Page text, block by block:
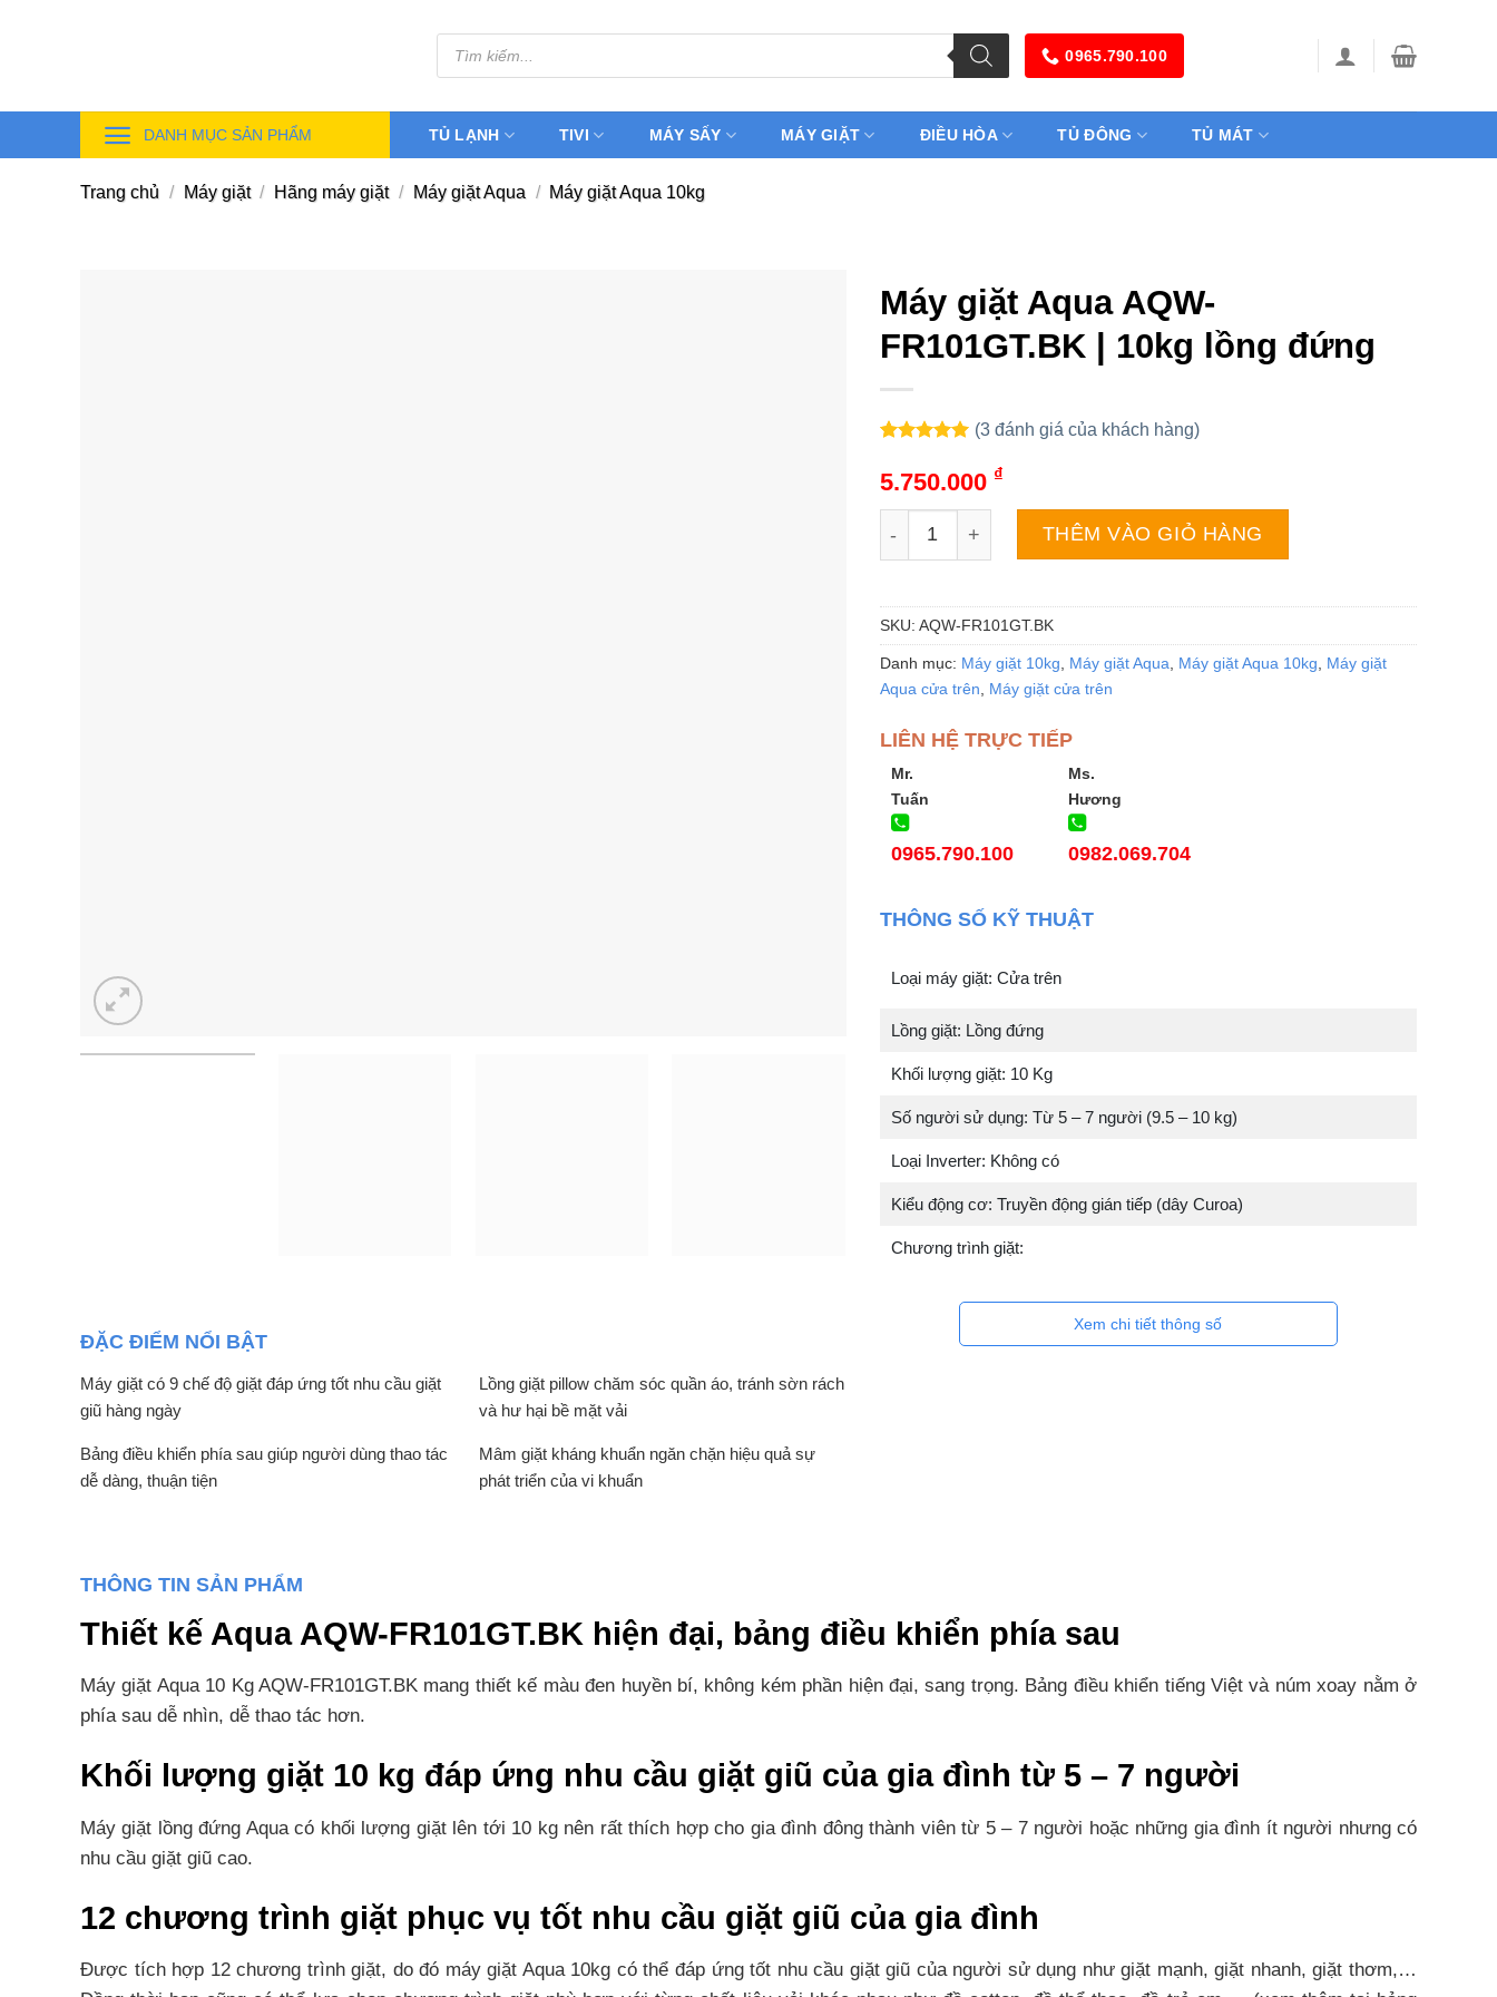
Tìm
kiếm
sản
0965.790.100
DANH MỤC SẢN PHẨM TỦ LẠNH TIVI MÁY SẤY MÁY GIẶT ĐIỀU HÒA TỦ ĐÔNG TỦ MÁT
Trang chủ / Máy giặt / Hãng máy giặt / Máy giặt Aqua / Máy giặt Aqua 10kg
ĐẶC ĐIỂM NỔI BẬT
Máy giặt có 9 chế độ giặt đáp ứng tốt nhu cầu giặt
giũ hàng ngày
Lồng giặt pillow chăm sóc quần áo, tránh sờn rách
và hư hại bề mặt vải
Bảng điều khiển phía sau giúp người dùng thao tác
dễ dàng, thuận tiện
Mâm giặt kháng khuẩn ngăn chặn hiệu quả sự
phát triển của vi khuẩn
Máy giặt Aqua AQW-
FR101GT.BK | 10kg lồng đứng
dựa trên
đánh giá
(3 đánh giá của khách hàng)
5.750.000 ₫
Máy giặt Aqua AQW-FR101GT.BK | 10kg lồng đứng số lượng
THÊM VÀO GIỎ HÀNG
SKU: AQW-FR101GT.BK
Danh mục: Máy giặt 10kg Máy giặt Aqua Máy giặt Aqua 10kg
Máy giặt
Aqua cửa trên
Máy giặt cửa trên
LIÊN HỆ TRỰC TIẾP
Mr.
Tuấn
0965.790.100
Ms.
Hương
0982.069.704
THÔNG SỐ KỸ THUẬT
Loại máy giặt: Cửa trên
Lồng giặt: Lồng đứng
Khối lượng giặt: 10 Kg
Số người sử dụng: Từ 5 – 7 người (9.5 – 10 kg)
Loại Inverter: Không có
Kiểu động cơ: Truyền động gián tiếp (dây Curoa)
Chương trình giặt:
Xem chi tiết thông số
THÔNG TIN SẢN PHẨM
Thiết kế Aqua AQW-FR101GT.BK hiện đại, bảng điều khiển phía sau
Máy giặt Aqua 10 Kg AQW-FR101GT.BK mang thiết kế màu đen huyền bí, không kém phần hiện đại, sang trọng. Bảng điều khiển tiếng Việt và núm xoay nằm ở
phía sau dễ nhìn, dễ thao tác hơn.
Khối lượng giặt 10 kg đáp ứng nhu cầu giặt giũ của gia đình từ 5 – 7 người
Máy giặt lồng đứng Aqua có khối lượng giặt lên tới 10 kg nên rất thích hợp cho gia đình đông thành viên từ 5 – 7 người hoặc những gia đình ít người nhưng có
nhu cầu giặt giũ cao.
12 chương trình giặt phục vụ tốt nhu cầu giặt giũ của gia đình
Được tích hợp 12 chương trình giặt, do đó máy giặt Aqua 10kg có thể đáp ứng tốt nhu cầu giặt giũ của người sử dụng như giặt mạnh, giặt nhanh, giặt thơm,…